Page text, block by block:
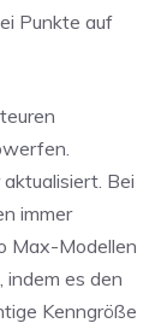
Punkte auf
Bei
immer
Max-Modellen
es den
Kenngröße